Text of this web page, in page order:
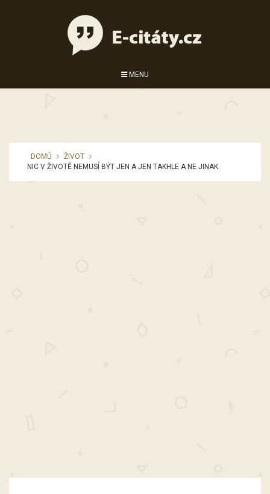
MENU
DOMŮ
ŽIVOT
NIC V ŽIVOTĚ NEMUSÍ BÝT JEN A JEN TAKHLE A NE JINAK.